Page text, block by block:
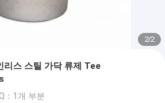
2/2
리스 스틸 가닥 류제 Tee
：1개 부분